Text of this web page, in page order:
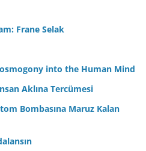
Frane Selak
into the Human Mind
Aklına Tercümesi
Bombasına Maruz Kalan